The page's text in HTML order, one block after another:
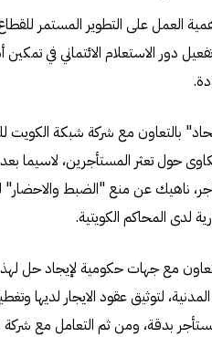
العمل على التطوير المستمر للقطاع
دور الاستعلام الائتماني في
بالتعاون مع شركة شبكة الكويت
حول تعثر المستأجرين، لاسيما
ناهيك عن منع "الضبط والاحضار"
لدى المحاكم الكويتية.
مع جهات حكومية لإيجاد حل لهذا
لتوثيق عقود الايجار لديها
بدقة، ومن ثم التعامل مع